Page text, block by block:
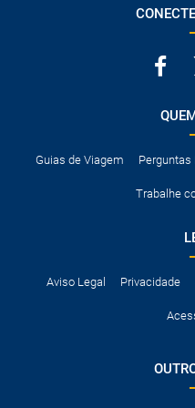
Guias de Viagem Perguntas
Trabalhe
Aviso Legal Privacidade